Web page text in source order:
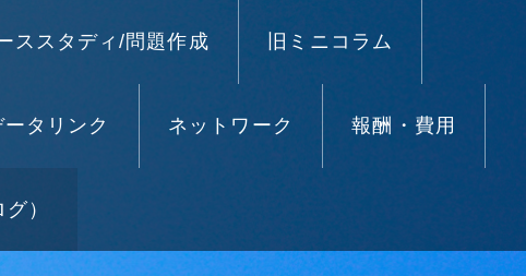
ススタディ/問題作成 旧ミニコラム
ータリンク ネットワーク 報酬・費用
）